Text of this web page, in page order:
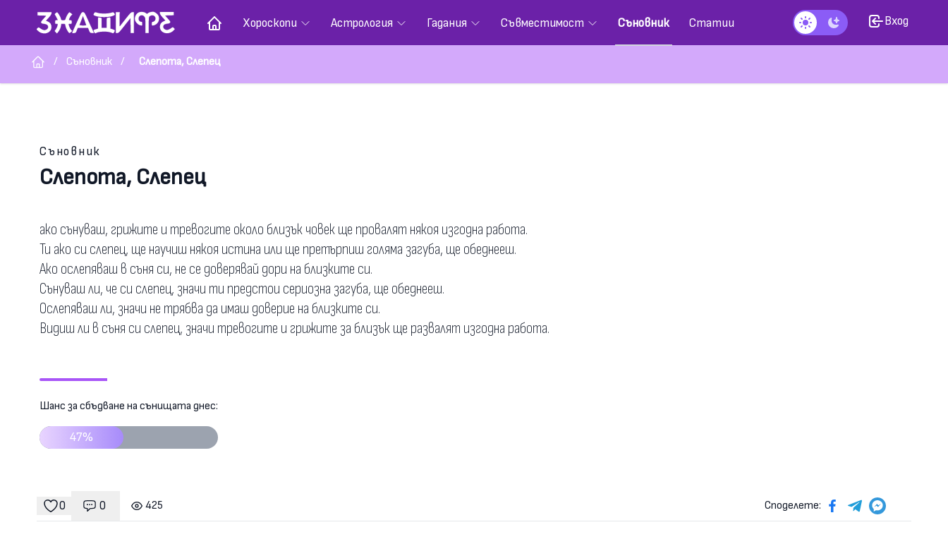
Хороскопи Астрология Гадания Съвместимост Съновник Статии Тъмен режим
Вход
/ Съновник / Слепота, Слепец
Съновник
Слепота, Слепец
ако сънуваш, грижите и тревогите около близък човек ще провалят някоя изгодна работа.
Ти ако си слепец, ще научиш някоя истина или ще претърпиш голяма загуба, ще обеднееш.
Ако ослепяваш в съня си, не се доверявай дори на близките си.
Сънуваш ли, че си слепец, значи ти предстои сериозна загуба, ще обеднееш.
Ослепяваш ли, значи не трябва да имаш доверие на близките си.
Видиш ли в съня си слепец, значи тревогите и грижите за близък ще развалят изгодна работа.
Шанс за сбъдване на сънищата днес:
47%
0
харесвания
0
Коментари
425
гледания
Споделете: